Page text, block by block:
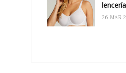
lencería
26 MAR